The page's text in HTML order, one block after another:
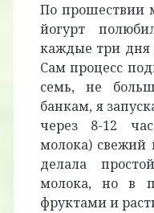
По прошествии
йогурт
каждые три дня
Сам процесс
семь, не
банкам, я
через 8-12
молока) свежий
делала
молока, но в
фруктами и